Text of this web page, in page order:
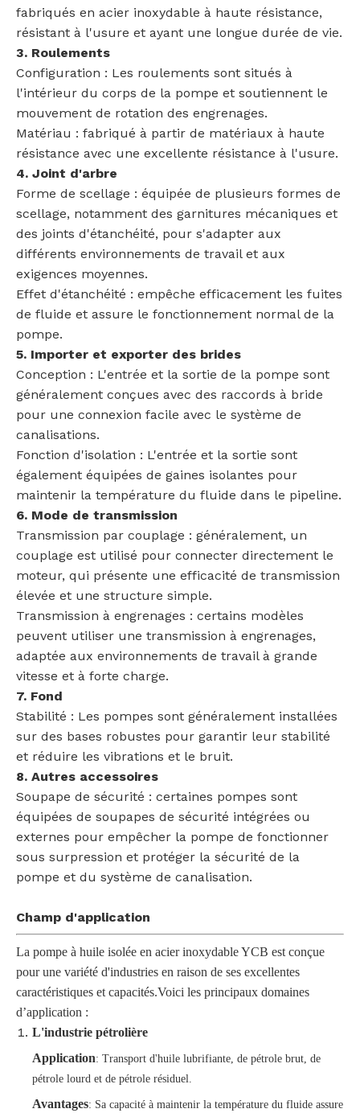
fabriqués en acier inoxydable à haute résistance,
résistant à l'usure et ayant une longue durée de vie.
3. Roulements
Configuration : Les roulements sont situés à
l'intérieur du corps de la pompe et soutiennent le
mouvement de rotation des engrenages.
Matériau : fabriqué à partir de matériaux à haute
résistance avec une excellente résistance à l'usure.
4. Joint d'arbre
Forme de scellage : équipée de plusieurs formes de
scellage, notamment des garnitures mécaniques et
des joints d'étanchéité, pour s'adapter aux
différents environnements de travail et aux
exigences moyennes.
Effet d'étanchéité : empêche efficacement les fuites
de fluide et assure le fonctionnement normal de la
pompe.
5. Importer et exporter des brides
Conception : L'entrée et la sortie de la pompe sont
généralement conçues avec des raccords à bride
pour une connexion facile avec le système de
canalisations.
Fonction d'isolation : L'entrée et la sortie sont
également équipées de gaines isolantes pour
maintenir la température du fluide dans le pipeline.
6. Mode de transmission
Transmission par couplage : généralement, un
couplage est utilisé pour connecter directement le
moteur, qui présente une efficacité de transmission
élevée et une structure simple.
Transmission à engrenages : certains modèles
peuvent utiliser une transmission à engrenages,
adaptée aux environnements de travail à grande
vitesse et à forte charge.
7. Fond
Stabilité : Les pompes sont généralement installées
sur des bases robustes pour garantir leur stabilité
et réduire les vibrations et le bruit.
8. Autres accessoires
Soupape de sécurité : certaines pompes sont
équipées de soupapes de sécurité intégrées ou
externes pour empêcher la pompe de fonctionner
sous surpression et protéger la sécurité de la
pompe et du système de canalisation.
Champ d'application
La pompe à huile isolée en acier inoxydable YCB est conçue
pour une variété d'industries en raison de ses excellentes
caractéristiques et capacités.Voici les principaux domaines
d’application :
L'industrie pétrolière
Application: Transport d'huile lubrifiante, de pétrole brut, de
pétrole lourd et de pétrole résiduel.
Avantages: Sa capacité à maintenir la température du fluide assure